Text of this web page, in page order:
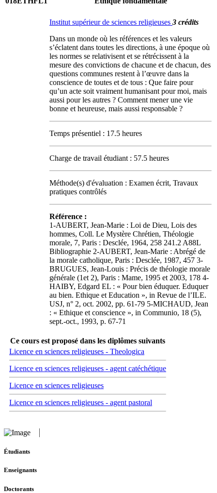
Institut supérieur de sciences religieuses 3 crédits
Dans un monde où les références et les valeurs
s’éclatent dans toutes les directions, à une époque où
les normes se relativisent et se rétrécissent à la
mesure des convictions de chacune et de chacun, des
questions communes restent à l’œuvre dans la
conscience de toutes et de tous : Que faire pour
qu’un acte soit vraiment humanisant pour moi, mais
aussi pour les autres ? Comment mener une vie
bonne et heureuse, mais aussi responsable ?
Temps présentiel : 17.5 heures
Charge de travail étudiant : 57.5 heures
Méthode(s) d'évaluation : Examen écrit, Travaux
pratiques contrôlés
Référence :
1-AUBERT, Jean-Marie : Loi de Dieu, Lois des
hommes, Coll. Le Mystère Chrétien, Théologie
morale, 7, Paris : Desclée, 1964, 258 241.2 A88L
Bibliographie 2-AUBERT, Jean-Marie : Abrégé de
la morale catholique, Paris : Desclée, 1987, 457 3-
BRUGUES, Jean-Louis : Précis de théologie morale
générale (1et 2), Paris : Mame, 1995 et 2003, 178 4-
HAIBY, Edgard EL : « Pour bien éduquer. Eduquer
au bien. Ethique et Education », in Revue de l’ILE.
USJ, n° 2, oct. 2002, pp. 61-79 5-MICHAUD, Jean
: « Ethique et conscience », in Communio, 18 (5),
sept.-oct., 1993, p. 67-71
Ce cours est proposé dans les diplômes suivants
Licence en sciences religieuses - Theologica
Licence en sciences religieuses - agent catéchétique
Licence en sciences religieuses
Licence en sciences religieuses - agent pastoral
Étudiants
Enseignants
Doctorants